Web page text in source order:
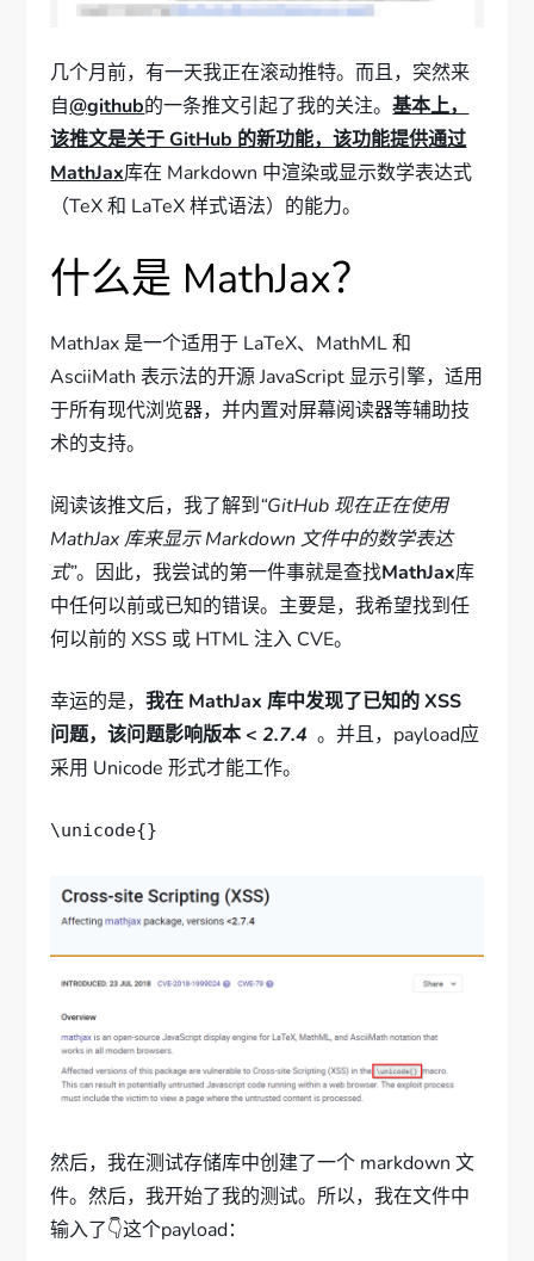
几个月前，有一天我正在滚动推特。而且，突然来
自@github的一条推文引起了我的关注。基本上，
该推文是关于 GitHub 的新功能，该功能提供通过
MathJax库在 Markdown 中渲染或显示数学表达式
（TeX 和 LaTeX 样式语法）的能力。
什么是 MathJax？
MathJax 是一个适用于 LaTeX、MathML 和
AsciiMath 表示法的开源 JavaScript 显示引擎，适用
于所有现代浏览器，并内置对屏幕阅读器等辅助技
术的支持。
阅读该推文后，我了解到“GitHub 现在正在使用
MathJax 库来显示 Markdown 文件中的数学表达
式”。因此，我尝试的第一件事就是查找MathJax库
中任何以前或已知的错误。主要是，我希望找到任
何以前的 XSS 或 HTML 注入 CVE。
幸运的是，我在 MathJax 库中发现了已知的 XSS
问题，该问题影响版本 <2.7.4 。并且，payload应
采用 Unicode 形式才能工作。
\unicode{}
然后，我在测试存储库中创建了一个 markdown 文
件。然后，我开始了我的测试。所以，我在文件中
输入了👇这个payload：